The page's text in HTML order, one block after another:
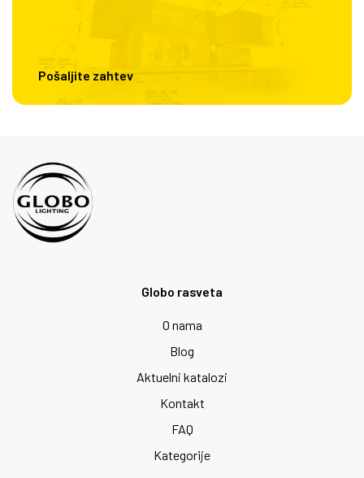
Pošaljite zahtev
Globo rasveta
O nama
Blog
Aktuelni katalozi
Kontakt
FAQ
Kategorije